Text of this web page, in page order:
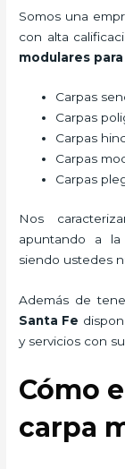
Somos una
con alta
modulares
Carpas
Carpas
Carpas
Carpas
Carpas
Nos
apuntando a la
siendo ustedes
Además de
Santa Fe
y servicios con
Cómo
carpa